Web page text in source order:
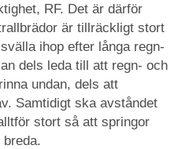
RF. Det är därför
är tillräckligt stort
ihop efter långa regn-
dels leda till att regn- och
undan, dels att
Samtidigt ska avståndet
stort så att springor